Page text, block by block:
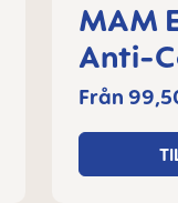
MAM
Anti-
Från